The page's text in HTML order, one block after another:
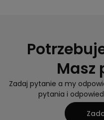
Masz
Zadaj pytanie a my
pytania i